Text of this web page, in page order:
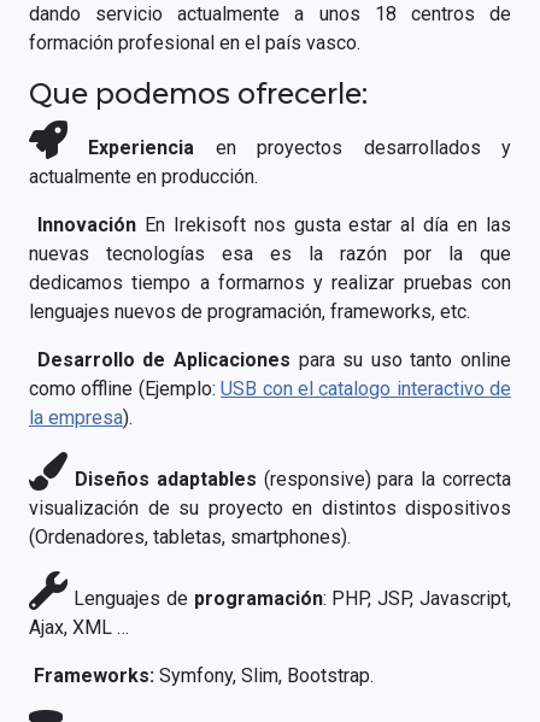
dando servicio actualmente a unos 18 centros de
formación profesional en el país vasco.
Que podemos ofrecerle:
Experiencia en proyectos desarrollados y
actualmente en producción.
InnovaciónEn Irekisoft nos gusta estar al día en las
nuevas tecnologías esa es la razón por la que
dedicamos tiempo a formarnos y realizar pruebas con
lenguajes nuevos de programación, frameworks, etc.
Desarrollo de Aplicaciones para su uso tanto online
como offline (Ejemplo:USB con el catalogo interactivo de
la empresa).
Diseños adaptables (responsive) para la correcta
visualización de su proyecto en distintos dispositivos
(Ordenadores, tabletas, smartphones).
Lenguajes de programación: PHP, JSP, Javascript,
Ajax, XML …
Frameworks: Symfony, Slim, Bootstrap.